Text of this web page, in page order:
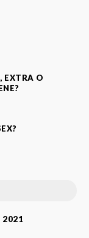
EXTRA O
2021